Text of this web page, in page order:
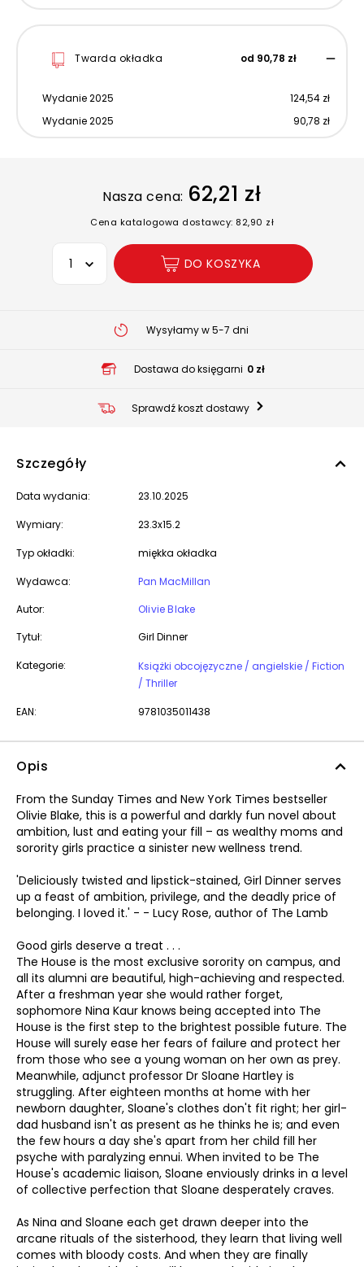
Twarda okładka od 90,78 zł
Wydanie 2025
124,54 zł
Wydanie 2025
90,78 zł
Nasza cena: 62,21 zł
Cena katalogowa dostawcy: 82,90 zł
Wybierz opcję
DO KOSZYKA
Wysyłamy w 5-7 dni
Dostawa do księgarni 0 zł
Sprawdź koszt dostawy
Szczegóły
Data wydania: 23.10.2025
Wymiary: 23.3x15.2
Typ okładki: miękka okładka
Wydawca:
Pan MacMillan
Autor:
Olivie Blake
Tytuł:
Girl Dinner
Kategorie:
Książki obcojęzyczne / angielskie / Fiction
/ Thriller
EAN: 9781035011438
Opis
From the Sunday Times and New York Times bestseller
Olivie Blake, this is a powerful and darkly fun novel about
ambition, lust and eating your fill – as wealthy moms and
sorority girls practice a sinister new wellness trend.
'Deliciously twisted and lipstick-stained, Girl Dinner serves
up a feast of ambition, privilege, and the deadly price of
belonging. I loved it.' - - Lucy Rose, author of The Lamb
Good girls deserve a treat . . .
The House is the most exclusive sorority on campus, and
all its alumni are beautiful, high-achieving and respected.
After a freshman year she would rather forget,
sophomore Nina Kaur knows being accepted into The
House is the first step to the brightest possible future. The
House will surely ease her fears of failure and protect her
from those who see a young woman on her own as prey.
Meanwhile, adjunct professor Dr Sloane Hartley is
struggling. After eighteen months at home with her
newborn daughter, Sloane's clothes don't fit right; her girl-
dad husband isn't as present as he thinks he is; and even
the few hours a day she's apart from her child fill her
psyche with paralyzing ennui. When invited to be The
House's academic liaison, Sloane enviously drinks in a level
of collective perfection that Sloane desperately craves.
As Nina and Sloane each get drawn deeper into the
arcane rituals of the sisterhood, they learn that living well
comes with bloody costs. And when they are finally